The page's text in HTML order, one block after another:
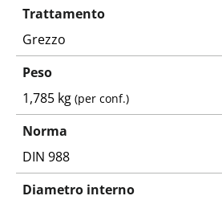
Trattamento
Grezzo
Peso
1,785 kg(per conf.)
Norma
DIN 988
Diametro interno